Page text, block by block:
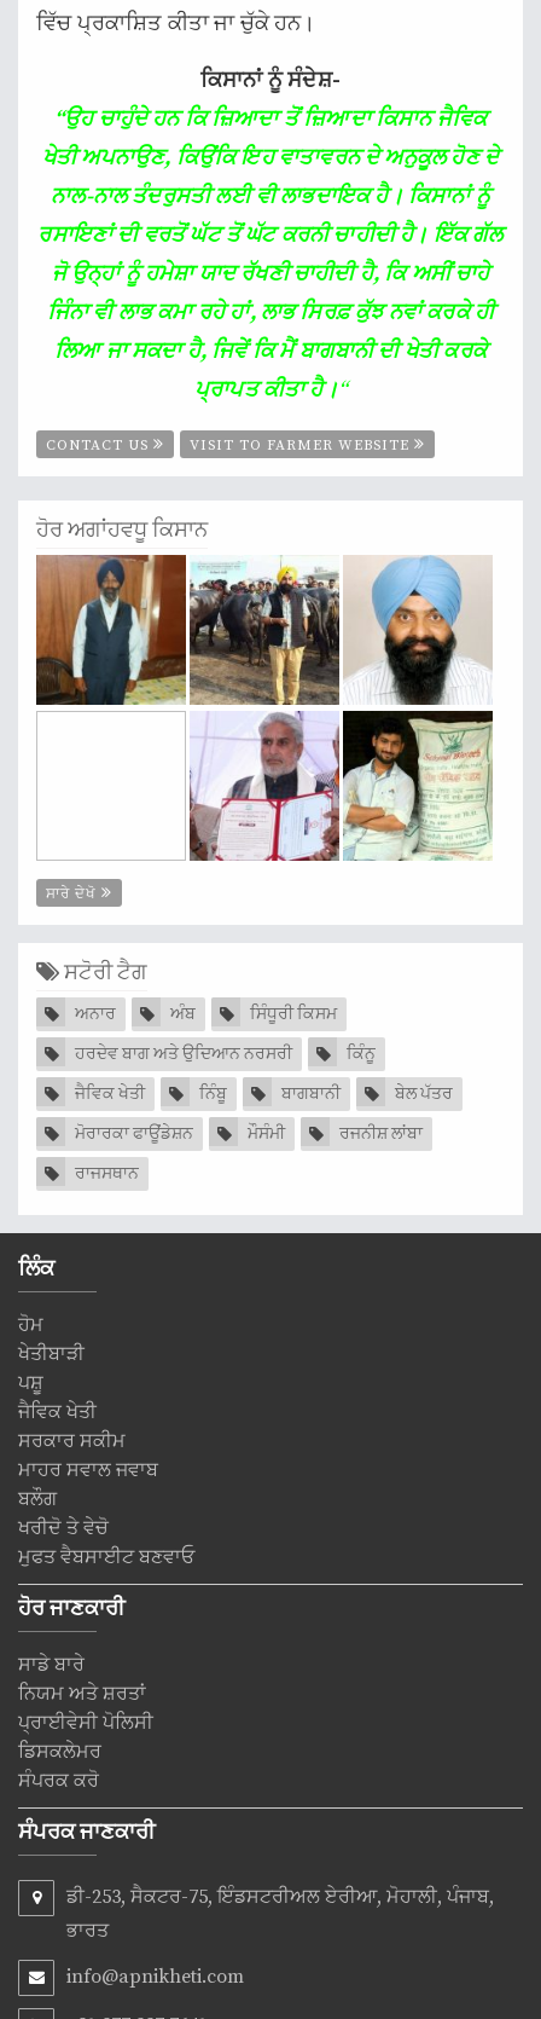
ਵਿੱਚ ਪ੍ਰਕਾਸ਼ਿਤ ਕੀਤਾ ਜਾ ਚੁੱਕੇ ਹਨ।
ਕਿਸਾਨਾਂ ਨੂੰ ਸੰਦੇਸ਼-
“ਉਹ ਚਾਹੁੰਦੇ ਹਨ ਕਿ ਜ਼ਿਆਦਾ ਤੋਂ ਜ਼ਿਆਦਾ ਕਿਸਾਨ ਜੈਵਿਕ
ਖੇਤੀ ਅਪਨਾਉਣ, ਕਿਉਂਕਿ ਇਹ ਵਾਤਾਵਰਨ ਦੇ ਅਨੁਕੂਲ ਹੋਣ ਦੇ
ਨਾਲ-ਨਾਲ ਤੰਦਰੁਸਤੀ ਲਈ ਵੀ ਲਾਭਦਾਇਕ ਹੈ। ਕਿਸਾਨਾਂ ਨੂੰ
ਰਸਾਇਣਾਂ ਦੀ ਵਰਤੋਂ ਘੱਟ ਤੋਂ ਘੱਟ ਕਰਨੀ ਚਾਹੀਦੀ ਹੈ। ਇੱਕ ਗੱਲ
ਜੋ ਉਨ੍ਹਾਂ ਨੂੰ ਹਮੇਸ਼ਾ ਯਾਦ ਰੱਖਣੀ ਚਾਹੀਦੀ ਹੈ, ਕਿ ਅਸੀਂ ਚਾਹੇ
ਜਿੰਨਾ ਵੀ ਲਾਭ ਕਮਾ ਰਹੇ ਹਾਂ, ਲਾਭ ਸਿਰਫ਼ ਕੁੱਝ ਨਵਾਂ ਕਰਕੇ ਹੀ
ਲਿਆ ਜਾ ਸਕਦਾ ਹੈ, ਜਿਵੇਂ ਕਿ ਮੈਂ ਬਾਗਬਾਨੀ ਦੀ ਖੇਤੀ ਕਰਕੇ
ਪ੍ਰਾਪਤ ਕੀਤਾ ਹੈ।“
CONTACT US VISIT TO FARMER WEBSITE
ਹੋਰ ਅਗਾਂਹਵਧੂ ਕਿਸਾਨ
ਸਾਰੇ ਦੇਖੋ
ਸਟੋਰੀ ਟੈਗ
ਅਨਾਰ ਅੰਬ
ਸਿੰਧੂਰੀ ਕਿਸਮ
ਹਰਦੇਵ ਬਾਗ ਅਤੇ ਉਦਿਆਨ ਨਰਸਰੀ
ਕਿੰਨੂ
ਜੈਵਿਕ ਖੇਤੀ
ਨਿੰਬੂ ਬਾਗਬਾਨੀ
ਬੇਲ ਪੱਤਰ
ਮੋਰਾਰਕਾ ਫਾਊਂਡੇਸ਼ਨ
ਮੌਸੰਮੀ
ਰਜਨੀਸ਼ ਲਾਂਬਾ
ਰਾਜਸਥਾਨ
ਲਿੰਕ
ਹੋਮ
ਖੇਤੀਬਾੜੀ
ਪਸ਼ੂ
ਜੈਵਿਕ ਖੇਤੀ
ਸਰਕਾਰ ਸਕੀਮ
ਮਾਹਰ ਸਵਾਲ ਜਵਾਬ
ਬਲੌਗ
ਖਰੀਦੋ ਤੇ ਵੇਚੋ
ਮੁਫਤ ਵੈਬਸਾਈਟ ਬਣਵਾਓ
ਹੋਰ ਜਾਣਕਾਰੀ
ਸਾਡੇ ਬਾਰੇ
ਨਿਯਮ ਅਤੇ ਸ਼ਰਤਾਂ
ਪ੍ਰਾਈਵੇਸੀ ਪੋਲਿਸੀ
ਡਿਸਕਲੇਮਰ
ਸੰਪਰਕ ਕਰੋ
ਸੰਪਰਕ ਜਾਣਕਾਰੀ
ਡੀ-253, ਸੈਕਟਰ-75, ਇੰਡਸਟਰੀਅਲ ਏਰੀਆ, ਮੋਹਾਲੀ, ਪੰਜਾਬ,
ਭਾਰਤ
info@apnikheti.com